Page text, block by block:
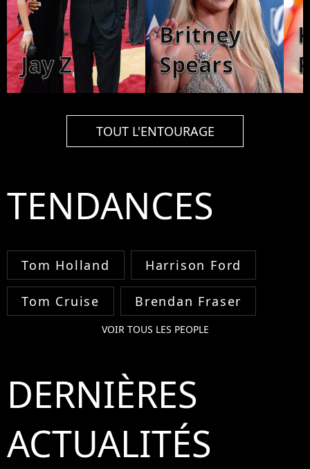
Jay Z
Britney
Spears
TOUT L'ENTOURAGE
TENDANCES
Tom Holland Harrison Ford
Tom Cruise Brendan Fraser
VOIR TOUS LES PEOPLE
DERNIÈRES
ACTUALITÉS